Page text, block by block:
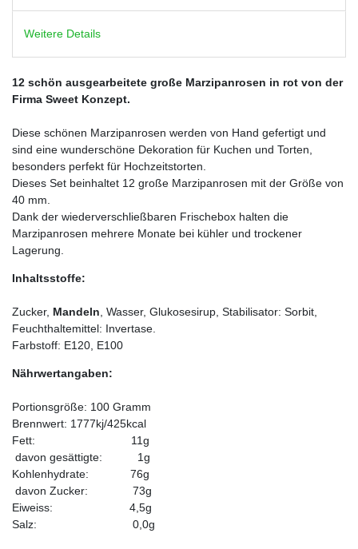
Weitere Details
12 schön ausgearbeitete große Marzipanrosen in rot von der
Firma Sweet Konzept.
Diese schönen Marzipanrosen werden von Hand gefertigt und
sind eine wunderschöne Dekoration für Kuchen und Torten,
besonders perfekt für Hochzeitstorten.
Dieses Set beinhaltet 12 große Marzipanrosen mit der Größe von
40 mm.
Dank der wiederverschließbaren Frischebox halten die
Marzipanrosen mehrere Monate bei kühler und trockener
Lagerung.
Inhaltsstoffe:
Zucker, Mandeln, Wasser, Glukosesirup, Stabilisator: Sorbit,
Feuchthaltemittel: Invertase.
Farbstoff: E120, E100
Nährwertangaben:
Portionsgröße: 100 Gramm
Brennwert: 1777kj/425kcal
Fett: 11g
davon gesättigte: 1g
Kohlenhydrate: 76g
davon Zucker: 73g
Eiweiss: 4,5g
Salz: 0,0g